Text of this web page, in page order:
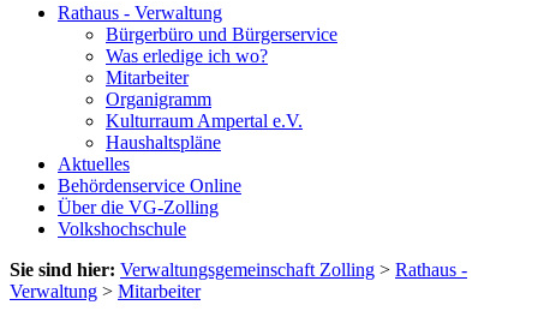
Rathaus - Verwaltung
Bürgerbüro und Bürgerservice
Was erledige ich wo?
Mitarbeiter
Organigramm
Kulturraum Ampertal e.V.
Haushaltspläne
Aktuelles
Behördenservice Online
Über die VG-Zolling
Volkshochschule
Sie sind hier: Verwaltungsgemeinschaft Zolling > Rathaus -
Verwaltung > Mitarbeiter